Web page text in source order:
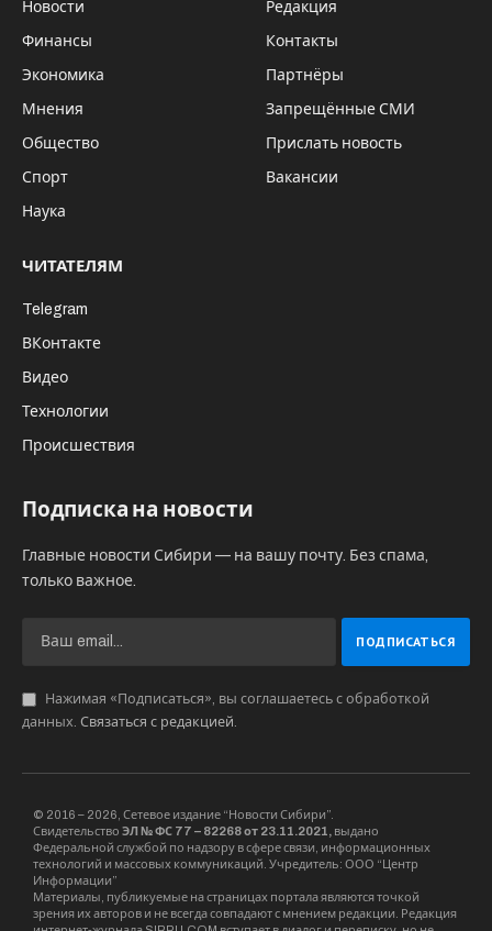
В 2024 году ожидается ряд нововведений,
касающихся ОСАГО. Единый полис для
России и Беларуси, полис сроком действия
рассказываем об этих и других новостях.
Краткосрочное ОСАГО
С марта 2024 года полис ОСАГО можно будет
приобрести даже на один день. Договор будет
вступать в силу через три дня после его
Иначе полисы смогли бы покупать в день ДТП
годового, и наоборот — это два разных вида
договоров ОСАГО.Страховые компании смогут
устанавливать свою цену на краткосрочные
полисы. Они могут учитывать риск-профиль
по методичке ЦБ. Информацию об этих
понижающих коэффициентах каждая
страховая компания должна разместить у себя
на сайте. А ещё ЦБ сможет корректировать